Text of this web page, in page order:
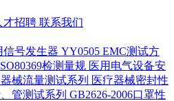
才招聘 联系我们
信号发生器 YY0505 EMC测试方
检测量规 医用电气设备安
械流量测试系列 医疗器械密封性
管测试系列 GB2626-2006口罩性